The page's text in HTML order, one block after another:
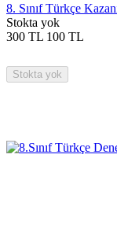
8. Sınıf Türkçe
Stokta yok
300 TL 100 TL
Stokta yok